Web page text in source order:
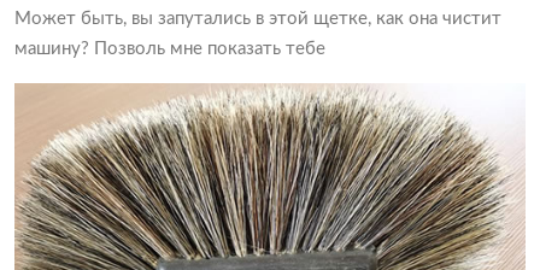
Может быть, вы запутались в этой щетке, как она чистит
машину? Позволь мне показать тебе